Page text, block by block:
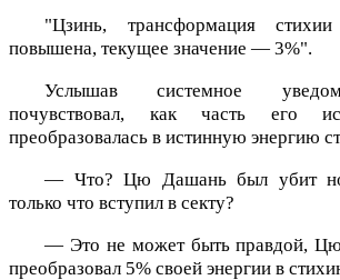
"Цзинь, трансформация
повышена, текущее значение — 3%".
Услышав системное
почувствовал, как часть его
преобразовалась в истинную энергию
— Что? Цю Дашань был убит
только что вступил в секту?
— Это не может быть правдой,
преобразовал 5% своей энергии в